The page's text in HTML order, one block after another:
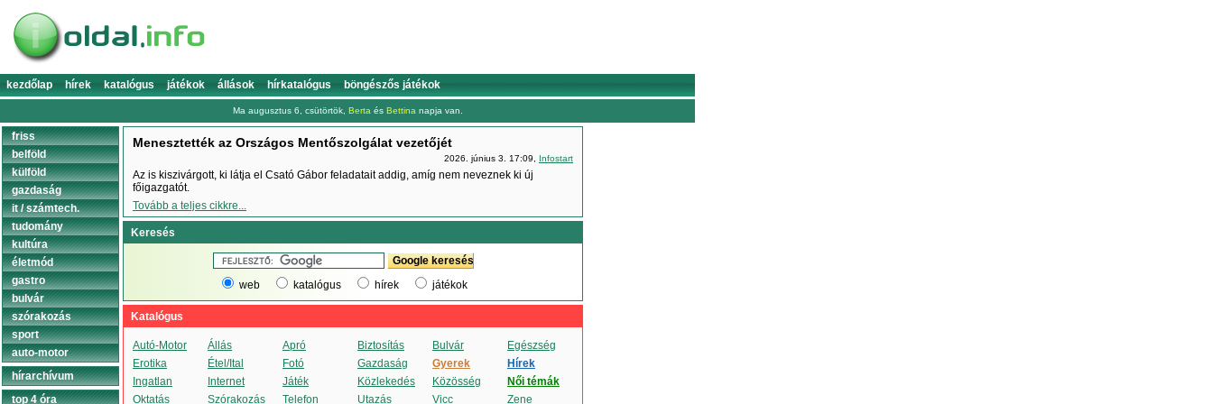
kezdőlap hírek katalógus játékok állások hírkatalógus böngészős játékok
Ma augusztus 6, csütörtök, Berta és Bettina napja van.
Menesztették az Országos Mentőszolgálat vezetőjét
2026. június 3. 17:09, Infostart
Az is kiszivárgott, ki látja el Csató Gábor feladatait addig, amíg nem neveznek ki új
főigazgatót.
Tovább a teljes cikkre...
Keresés
web katalógus hírek játékok
Katalógus
Autó-Motor Állás Apró Biztosítás Bulvár
Egészség
Erotika
Étel/Ital Fotó Gazdaság Gyerek
Hírek
Ingatlan
Internet Játék Közlekedés Közösség
Női témák
Oktatás
Szórakozás Telefon Utazás Vicc
Zene
friss
belföld
külföld
gazdaság
it / számtech.
tudomány
kultúra
életmód
gastro
bulvár
szórakozás
sport
auto-motor
hírarchívum
top 4 óra